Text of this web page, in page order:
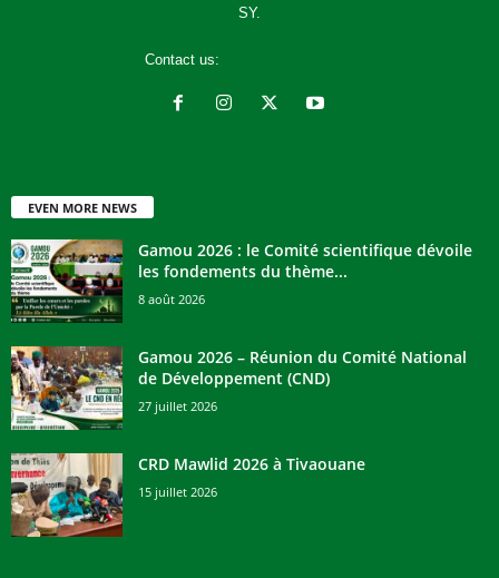
SY.
Contact us:
EVEN MORE NEWS
Gamou 2026 : le Comité scientifique dévoile
les fondements du thème...
8 août 2026
Gamou 2026 – Réunion du Comité National
de Développement (CND)
27 juillet 2026
CRD Mawlid 2026 à Tivaouane
15 juillet 2026